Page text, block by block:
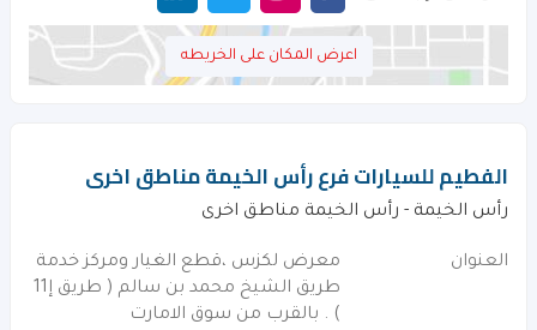
اعرض المكان على الخريطه
الفطيم للسيارات فرع رأس الخيمة مناطق اخرى
رأس الخيمة - رأس الخيمة مناطق اخرى
العنوان
معرض لكزس ،قطع الغيار ومركز خدمة
طريق الشيخ محمد بن سالم ( طريق إ11
) . بالقرب من سوق الامارت